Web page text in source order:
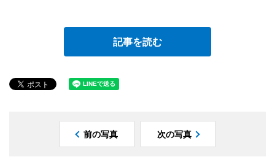
記事を読む
前の写真 次の写真